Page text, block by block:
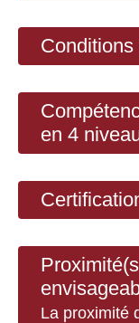
en 4
La proximité